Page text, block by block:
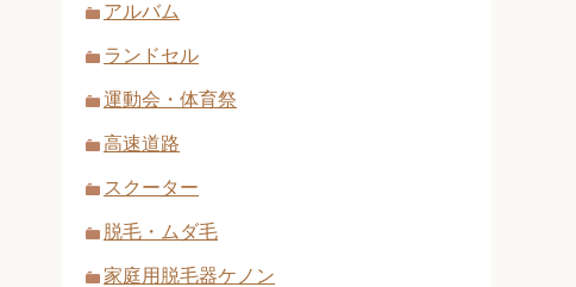
アルバム
ランドセル
運動会・体育祭
高速道路
スクーター
脱毛・ムダ毛
家庭用脱毛器ケノン